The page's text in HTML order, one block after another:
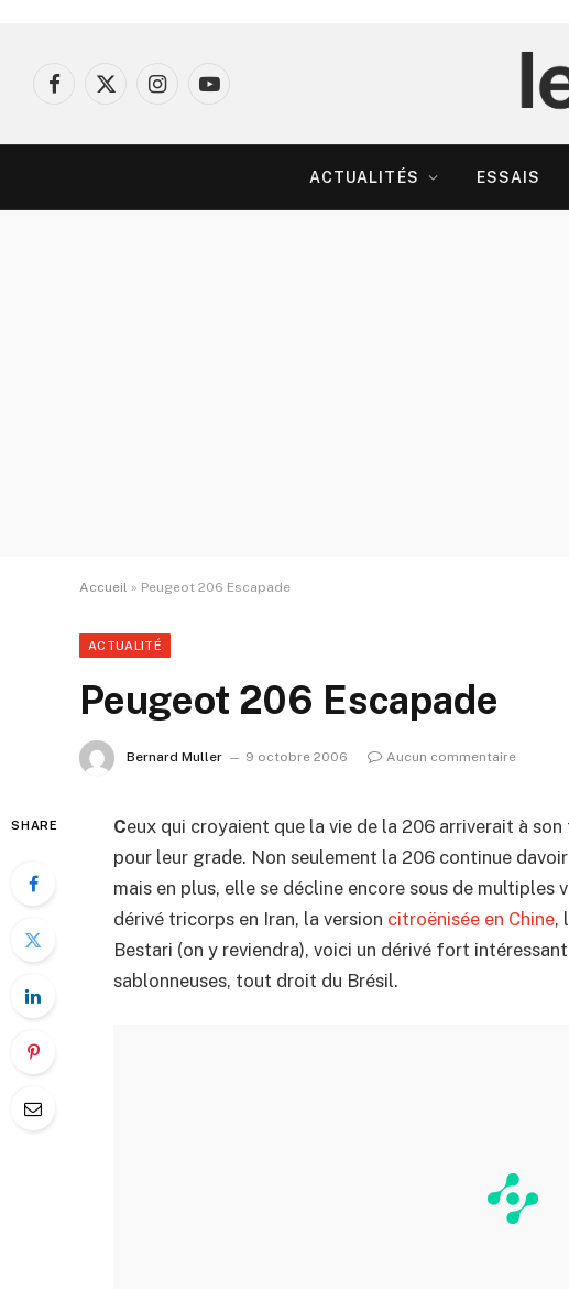
Facebook
X
InstagramYouTube
ACTUALITÉS ESSAIS
Accueil » Peugeot 206 Escapade
ACTUALITÉ
Peugeot 206 Escapade
Bernard Muller 9 octobre 2006 Aucun commentaire
SHARE Ceux qui croyaient que la vie de la 206 arriverait à
pour leur grade. Non seulement la 206 continue davoir
mais en plus, elle se décline encore sous de multiples
dérivé tricorps en Iran, la version citroënisée en Chine,
Bestari (on y reviendra), voici un dérivé fort
sablonneuses, tout droit du Brésil.